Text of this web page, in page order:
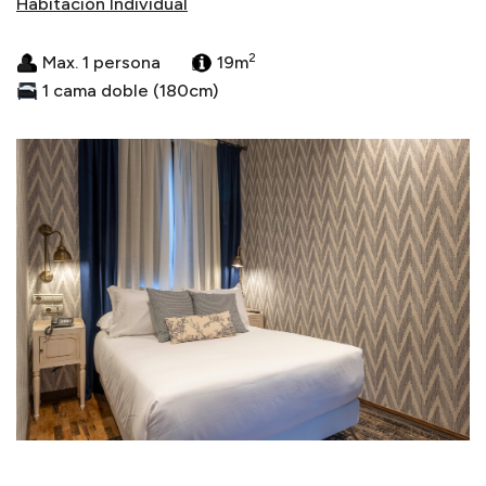
Max. 1 persona 19m2
1 cama doble (180cm)